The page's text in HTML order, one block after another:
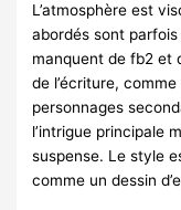
L’atmosphère est
abordés sont
manquent de fb2 et
de l’écriture,
personnages
l’intrigue principale
suspense. Le style
comme un dessin